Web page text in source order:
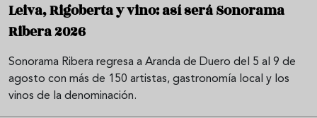
Leiva, Rigoberta y vino: así será Sonorama
Ribera 2026
Sonorama Ribera regresa a Aranda de Duero del 5 al 9 de
agosto con más de 150 artistas, gastronomía local y los
vinos de la denominación.